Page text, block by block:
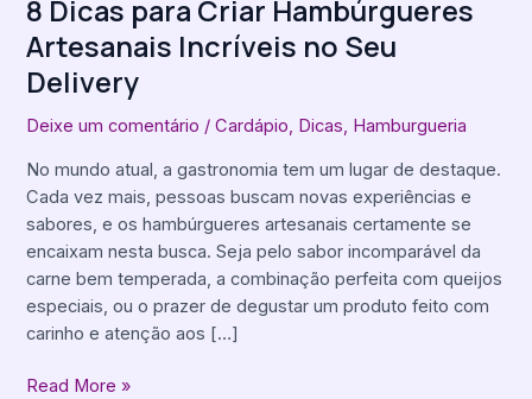
8 Dicas para Criar Hambúrgueres
Artesanais Incríveis no Seu
Delivery
Deixe um comentário /Cardápio, Dicas, Hamburgueria
No mundo atual, a gastronomia tem um lugar de destaque.
Cada vez mais, pessoas buscam novas experiências e
sabores, e os hambúrgueres artesanais certamente se
encaixam nesta busca. Seja pelo sabor incomparável da
carne bem temperada, a combinação perfeita com queijos
especiais, ou o prazer de degustar um produto feito com
carinho e atenção aos […]
Delivery
Read More »